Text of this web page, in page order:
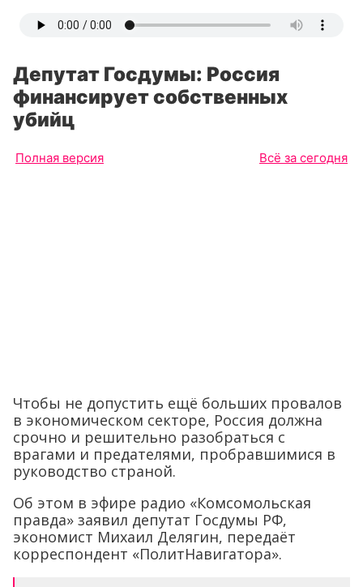
Депутат Госдумы: Россия
финансирует собственных
убийц
Полная версия Всё за сегодня
Чтобы не допустить ещё больших провалов
в экономическом секторе, Россия должна
срочно и решительно разобраться с
врагами и предателями, пробравшимися в
руководство страной.
Об этом в эфире радио «Комсомольская
правда» заявил депутат Госдумы РФ,
экономист Михаил Делягин, передаёт
корреспондент «ПолитНавигатора».